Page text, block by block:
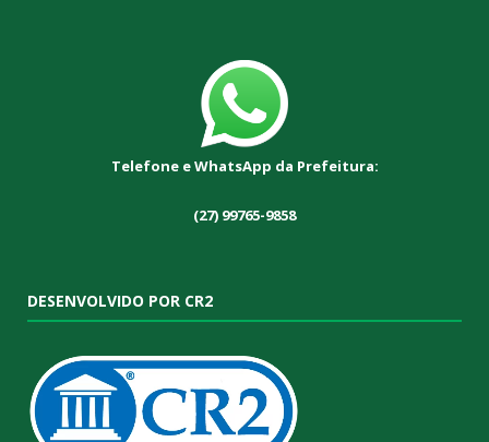
Telefone e WhatsApp da Prefeitura:
(27) 99765-9858
DESENVOLVIDO POR CR2